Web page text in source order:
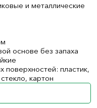
и металлические
основе без запаха
пластик,
картон